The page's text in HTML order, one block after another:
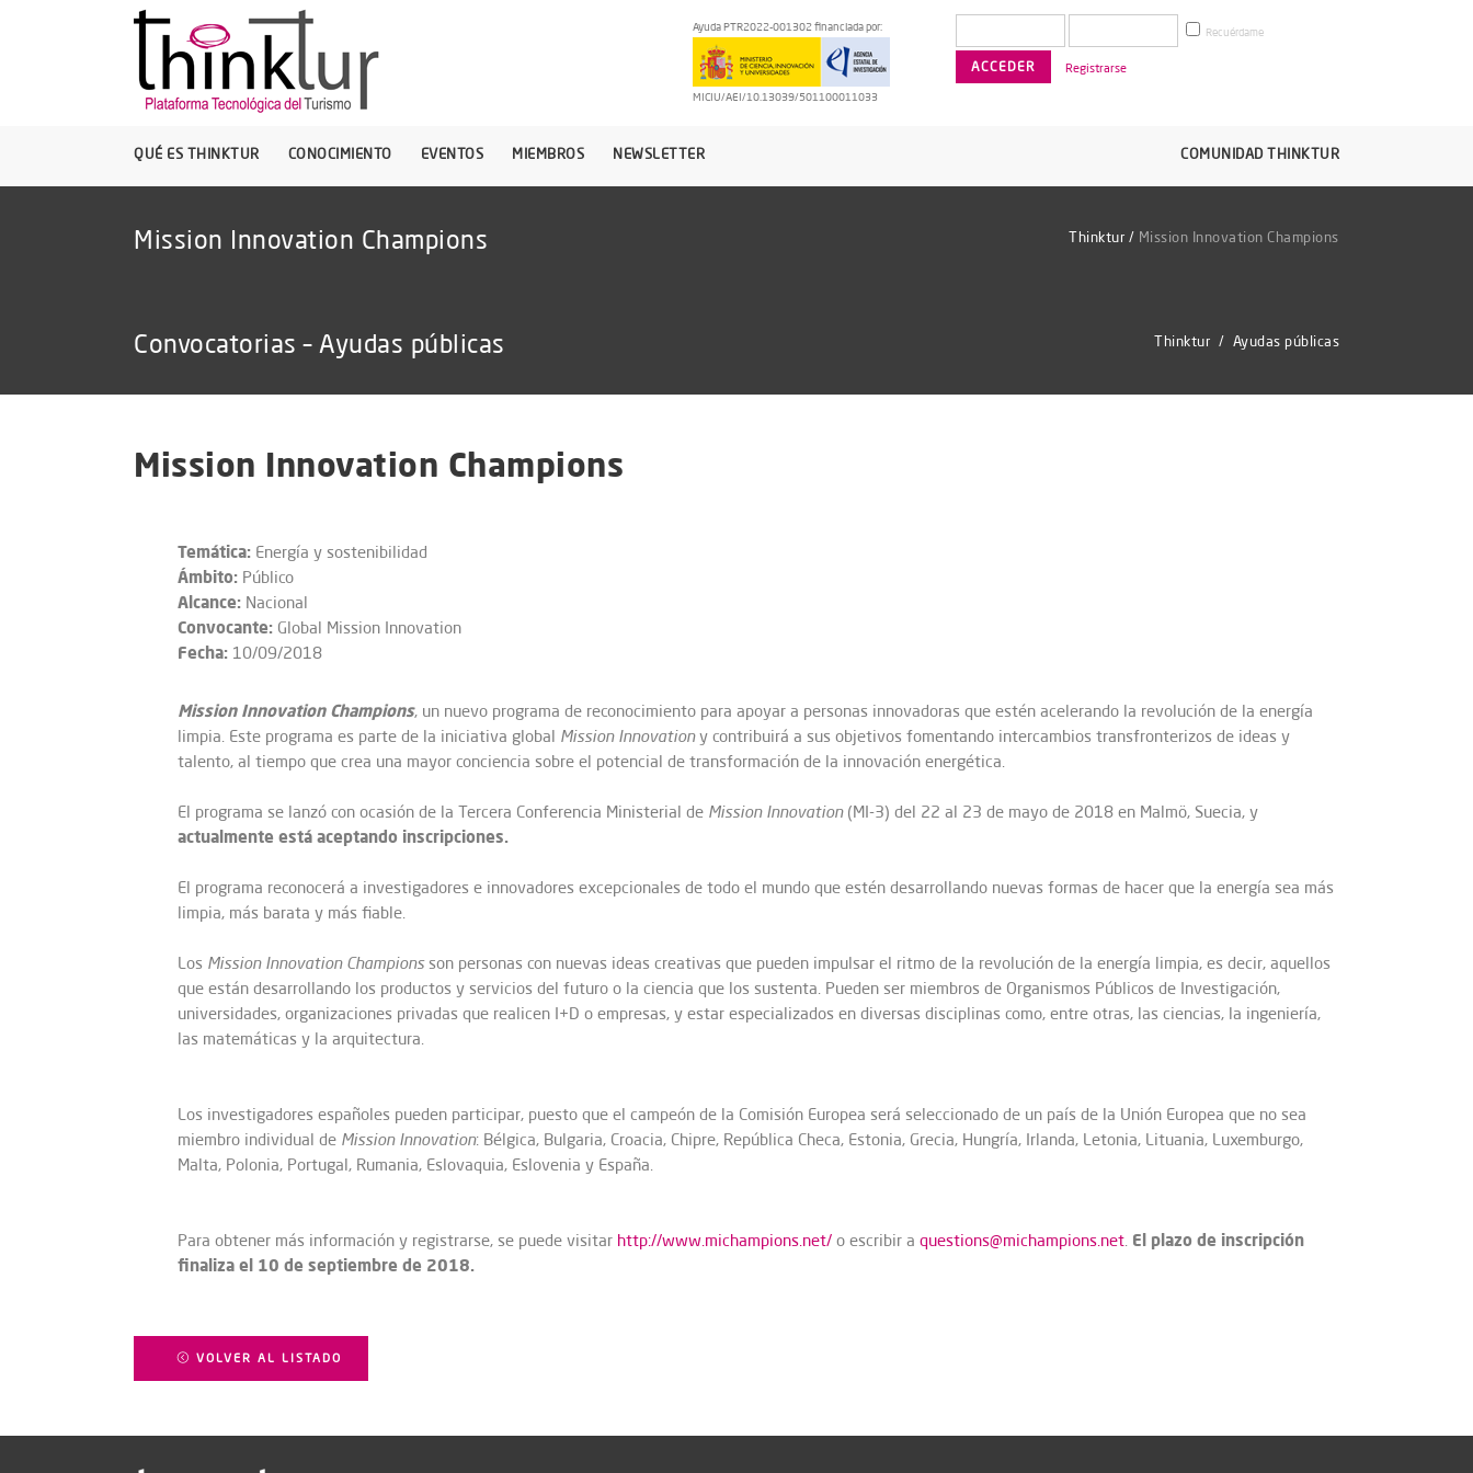
Ayuda PTR2022-001302 financiada por:
MICIU/AEI/10.13039/501100011033
Recuérdame
Registrarse
QUÉ ES THINKTUR CONOCIMIENTO EVENTOS MIEMBROS NEWSLETTER COMUNIDAD THINKTUR
Mission Innovation Champions Thinktur / Mission Innovation Champions
Convocatorias – Ayudas públicas Thinktur / Ayudas públicas
Mission Innovation Champions
Temática: Energía y sostenibilidad
Ámbito: Público
Alcance: Nacional
Convocante: Global Mission Innovation
Fecha: 10/09/2018
Mission Innovation Champions, un nuevo programa de reconocimiento para apoyar a personas innovadoras que estén acelerando la revolución de la energía
limpia. Este programa es parte de la iniciativa global Mission Innovationy contribuirá a sus objetivos fomentando intercambios transfronterizos de ideas y
talento, al tiempo que crea una mayor conciencia sobre el potencial de transformación de la innovación energética.
El programa se lanzó con ocasión de la Tercera Conferencia Ministerial de Mission Innovation(MI-3) del 22 al 23 de mayo de 2018 en Malmö, Suecia, y
actualmente está aceptando inscripciones.
El programa reconocerá a investigadores e innovadores excepcionales de todo el mundo que estén desarrollando nuevas formas de hacer que la energía sea más
limpia, más barata y más fiable.
Los Mission Innovation Championsson personas con nuevas ideas creativas que pueden impulsar el ritmo de la revolución de la energía limpia, es decir, aquellos
que están desarrollando los productos y servicios del futuro o la ciencia que los sustenta. Pueden ser miembros de Organismos Públicos de Investigación,
universidades, organizaciones privadas que realicen I+D o empresas, y estar especializados en diversas disciplinas como, entre otras, las ciencias, la ingeniería,
las matemáticas y la arquitectura.
Los investigadores españoles pueden participar, puesto que el campeón de la Comisión Europea será seleccionado de un país de la Unión Europea que no sea
miembro individual de Mission Innovation: Bélgica, Bulgaria, Croacia, Chipre, República Checa, Estonia, Grecia, Hungría, Irlanda, Letonia, Lituania, Luxemburgo,
Malta, Polonia, Portugal, Rumania, Eslovaquia, Eslovenia y España.
Para obtener más información y registrarse, se puede visitar http://www.michampions.net/ o escribir a questions@michampions.net. El plazo de inscripción
finaliza el 10 de septiembre de 2018.
VOLVER AL LISTADO